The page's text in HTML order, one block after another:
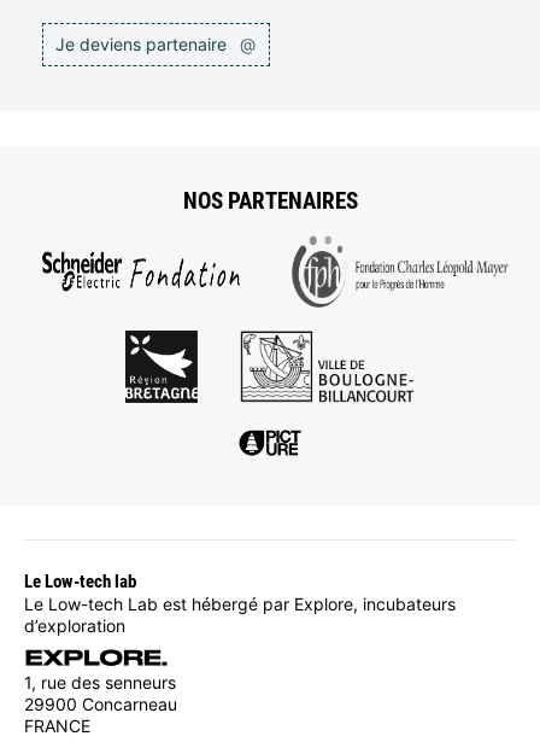
Je deviens partenaire @
NOS PARTENAIRES
Le Low-tech lab
Le Low-tech Lab est hébergé par Explore, incubateurs
d’exploration
1, rue des senneurs
29900 Concarneau
FRANCE